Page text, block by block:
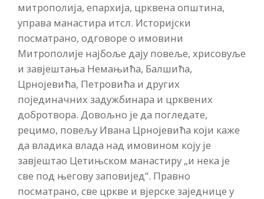
митрополија, епархија, црквена општина,
управа манастира итсл. Историјски
посматрано, одговоре о имовини
Митрополије најбоље дају повеље, хрисовуље
и завјештања Немањића, Балшића,
Црнојевића, Петровића и других
појединачних задужбинара и црквених
добротвора. Довољно је да погледате,
рецимо, повељу Ивана Црнојевића који каже
да владика влада над имовином коју је
завјештао Цетињском манастиру „и нека је
све под његову заповијед“. Правно
посматрано, све цркве и вјерске заједнице у